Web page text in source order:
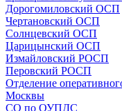
Дорогомиловский ОСП
Чертановский ОСП
Солнцевский ОСП
Царицынский ОСП
Измайловский РОСП
Перовский РОСП
Отделение
Москвы
СО по ОУПДС